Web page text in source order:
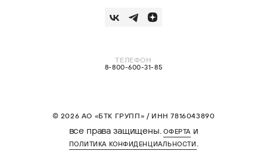
ТЕЛЕФОН
8-800-600-31-85
© 2026 АО «БТК ГРУПП» / ИНН 7816043890
все права защищены.ОФЕРТАи
ПОЛИТИКА КОНФИДЕНЦИАЛЬНОСТИ .